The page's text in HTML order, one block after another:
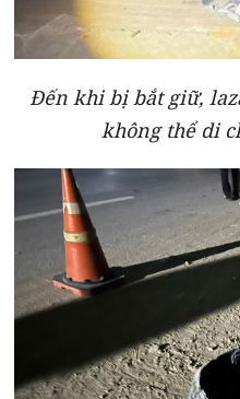
Đến khi bị bắt giữ,
không thể di